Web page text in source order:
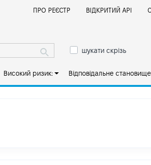
ПРО РЕЄСТР ВІДКРИТИЙ АРІ
шукати скрізь
Високий ризик: Відповідальне